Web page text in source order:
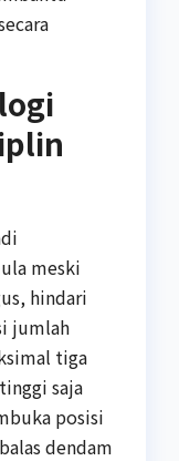
meski
hindari
jumlah
tiga
saja
posisi
dendam